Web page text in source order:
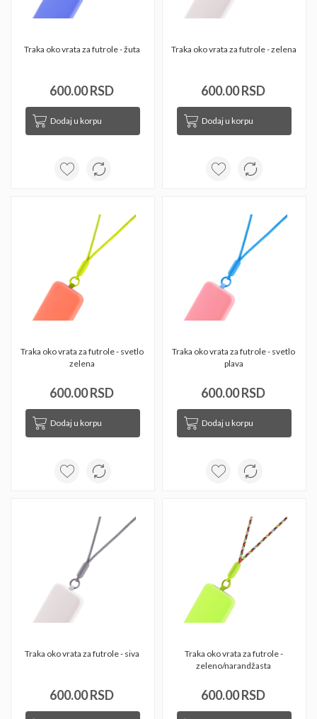
Traka oko vrata za futrole - žuta
600.00 RSD
Dodaj u korpu
Traka oko vrata za futrole - zelena
600.00 RSD
Dodaj u korpu
Traka oko vrata za futrole - svetlo
zelena
600.00 RSD
Dodaj u korpu
Traka oko vrata za futrole - svetlo
plava
600.00 RSD
Dodaj u korpu
Traka oko vrata za futrole - siva
600.00 RSD
Traka oko vrata za futrole -
zeleno/narandžasta
600.00 RSD